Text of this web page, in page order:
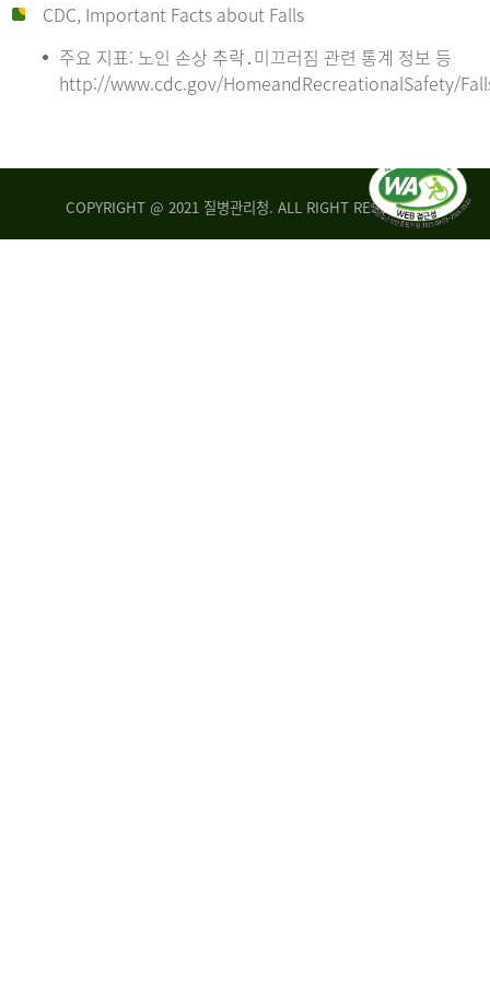
CDC, Important Facts about Falls
주요 지표: 노인 손상 추락․미끄러짐 관련 통계 정보 등
http://www.cdc.gov/HomeandRecreationalSafety/
COPYRIGHT @ 2021 질병관리청. ALL RIGHT RESERVED